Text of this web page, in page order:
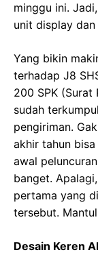
minggu ini.
unit display
Yang bikin
terhadap J8
200 SPK (Surat
sudah
pengiriman.
akhir tahun
awal
banget.
pertama yang
tersebut.
Desain Keren